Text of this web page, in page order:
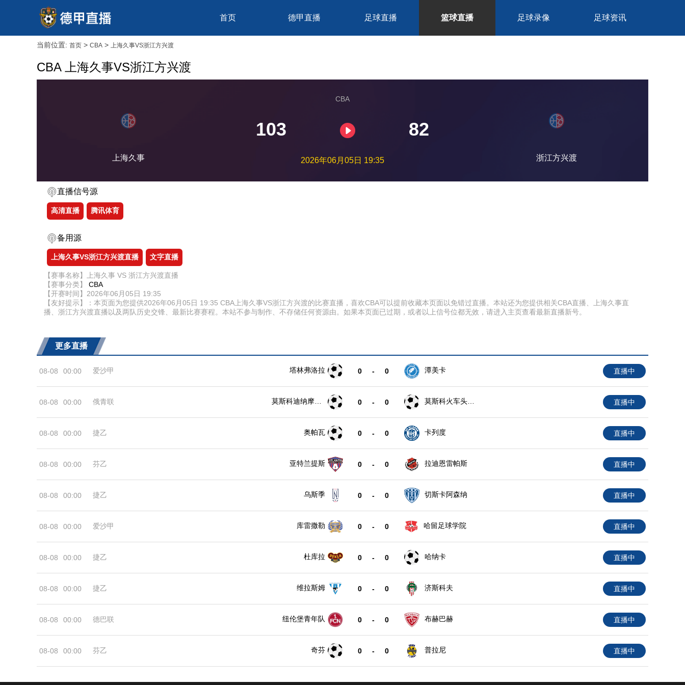
首页 德甲直播 足球直播 篮球直播 足球录像 足球资讯
当前位置: 首页 > CBA > 上海久事VS浙江方兴渡
CBA 上海久事VS浙江方兴渡
上海久事
CBA
103 82
2026年06月05日 19:35 浙江方兴渡
直播信号源
高清直播 腾讯体育
备用源
上海久事VS浙江方兴渡直播 文字直播
【赛事名称】上海久事 VS 浙江方兴渡直播
【赛事分类】 CBA
【开赛时间】2026年06月05日 19:35
【友好提示】：本页面为您提供2026年06月05日 19:35 CBA上海久事VS浙江方兴渡的比赛直播，喜欢CBA可以提前收藏本页面以免错过直播。本站还为您提供相关CBA直播、上海久事直
播、浙江方兴渡直播以及两队历史交锋、最新比赛赛程。本站不参与制作、不存储任何资源由。如果本页面已过期，或者以上信号位都无效，请进入主页查看最新直播新号。
更多直播
08-08 00:00 爱沙甲 塔林弗洛拉 0 - 0 潭美卡 直播中
08-08 00:00 俄青联
莫斯科迪纳摩青
0 - 0
莫斯科火车头青
直播中
08-08 00:00 捷乙 奥帕瓦 0 - 0 卡列度 直播中
08-08 00:00 芬乙 亚特兰提斯 0 - 0 拉迪恩雷帕斯 直播中
08-08 00:00 捷乙 乌斯季 0 - 0 切斯卡阿森纳 直播中
08-08 00:00 爱沙甲 库雷撒勒 0 - 0 哈留足球学院 直播中
08-08 00:00 捷乙 杜库拉 0 - 0 哈纳卡 直播中
08-08 00:00 捷乙 维拉斯姆 0 - 0 济斯科夫 直播中
08-08 00:00 德巴联 纽伦堡青年队 0 - 0 布赫巴赫 直播中
08-08 00:00 芬乙 奇芬 0 - 0 普拉尼 直播中